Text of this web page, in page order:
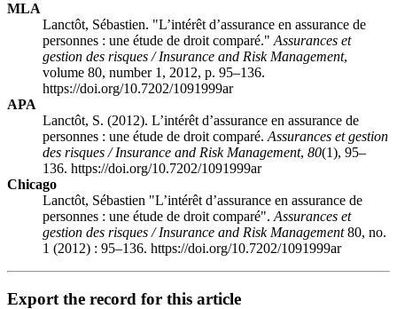
MLA
Lanctôt, Sébastien. "L’intérêt d’assurance en assurance de
personnes : une étude de droit comparé." Assurances et
gestion des risques / Insurance and Risk Management,
volume 80, number 1, 2012, p. 95–136.
https://doi.org/10.7202/1091999ar
APA
Lanctôt, S. (2012). L’intérêt d’assurance en assurance de
personnes : une étude de droit comparé. Assurances et gestion
des risques / Insurance and Risk Management, 80(1), 95–
136. https://doi.org/10.7202/1091999ar
Chicago
Lanctôt, Sébastien "L’intérêt d’assurance en assurance de
personnes : une étude de droit comparé". Assurances et
gestion des risques / Insurance and Risk Management80, no.
1 (2012) : 95–136. https://doi.org/10.7202/1091999ar
Export the record for this article